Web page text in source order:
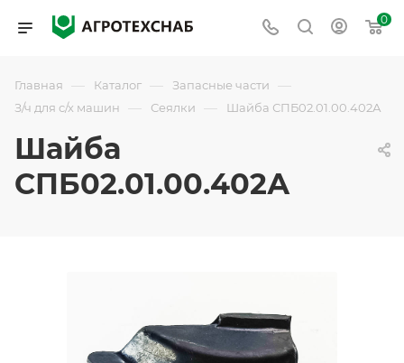
0
Главная — Каталог — Запасные части —
З/ч для с/х машин — Сеялки — Шайба СПБ02.01.00.402А
Шайба
СПБ02.01.00.402А